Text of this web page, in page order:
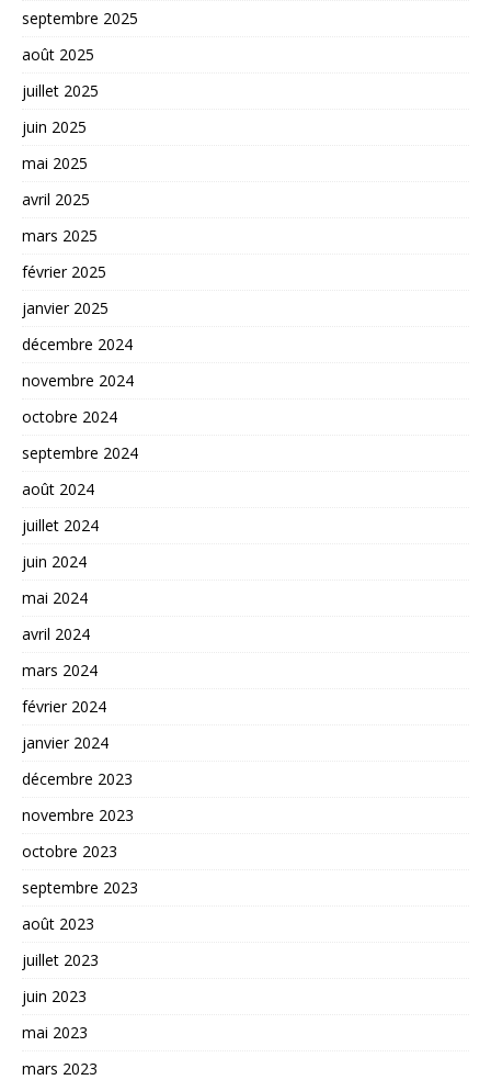
septembre 2025
août 2025
juillet 2025
juin 2025
mai 2025
avril 2025
mars 2025
février 2025
janvier 2025
décembre 2024
novembre 2024
octobre 2024
septembre 2024
août 2024
juillet 2024
juin 2024
mai 2024
avril 2024
mars 2024
février 2024
janvier 2024
décembre 2023
novembre 2023
octobre 2023
septembre 2023
août 2023
juillet 2023
juin 2023
mai 2023
mars 2023